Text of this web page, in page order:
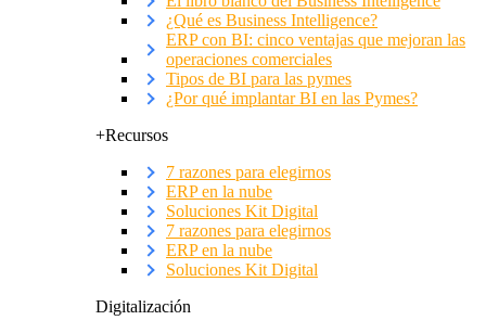
¿Qué es Business Intelligence?
ERP con BI: cinco ventajas que mejoran las
operaciones comerciales
Tipos de BI para las pymes
¿Por qué implantar BI en las Pymes?
+Recursos
7 razones para elegirnos
ERP en la nube
Soluciones Kit Digital
7 razones para elegirnos
ERP en la nube
Soluciones Kit Digital
Digitalización